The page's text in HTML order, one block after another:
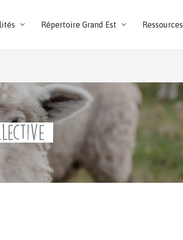
Répertoire Grand Est Ressources